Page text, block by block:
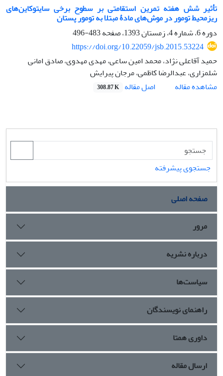
تأثیر شش هفته تمرین استقامتی بر سطوح برخی سایتوکاین‌های
ریزمحیط تومور در موش‌های مادۀ مبتلا به تومور پستان
دوره 6، شماره 4، زمستان 1393، صفحه
483-496
https://doi.org/10.22059/jsb.2015.53224
حمید آقاعلی نژاد، محمد امین ساعی، مهدی مهدوی، صادق امانی
شلمزاری، عبدالرضا کاظمی، مرجان پیرایش
مشاهده مقاله
اصل مقاله 308.87 K
جستجوی پیشرفته
صفحه اصلی
مرور
درباره نشریه
سیاست‌ها
راهنمای نویسندگان
داوری همتا
ارسال مقاله